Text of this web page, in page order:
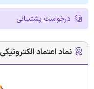
درخواست پشتیبانی
نماد اعتماد الکترونیکی